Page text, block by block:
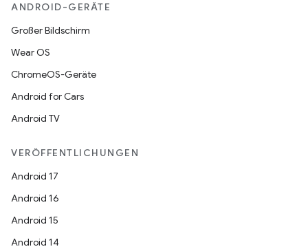
ANDROID-GERÄTE
Großer Bildschirm
Wear OS
ChromeOS-Geräte
Android for Cars
Android TV
VERÖFFENTLICHUNGEN
Android 17
Android 16
Android 15
Android 14